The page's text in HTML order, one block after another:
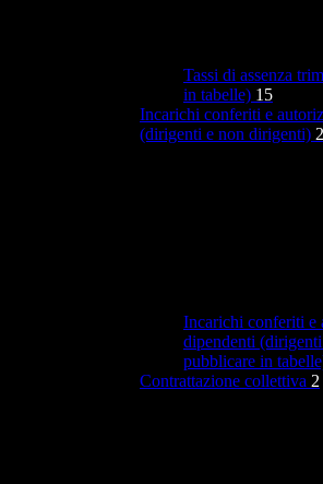
Tassi di assenza
in tabelle) 15
Incarichi conferiti e
(dirigenti e non dirigenti)
Incarichi conferiti e
dipendenti
pubblicare in
Contrattazione collettiva 2